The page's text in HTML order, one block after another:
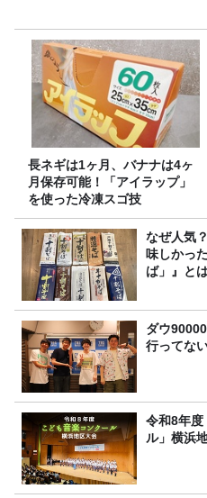
長ネギは1ヶ月、バナナは4ヶ
月保存可能！「アイラップ」
を使った冷凍スゴ技
なぜ人気
味しかっ
ば」』と
ダウ
行ってな
令和8年
ル」横浜